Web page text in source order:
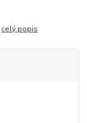
celý popis